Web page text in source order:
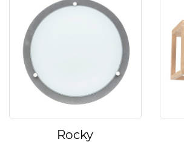
Rocky